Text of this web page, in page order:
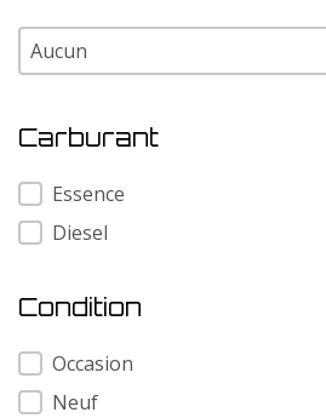
Modele
Modele
Carburant
Carburant
Essence
Diesel
Condition
Condition
Occasion
Neuf